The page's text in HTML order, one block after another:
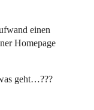
einen
Homepage
geht…???